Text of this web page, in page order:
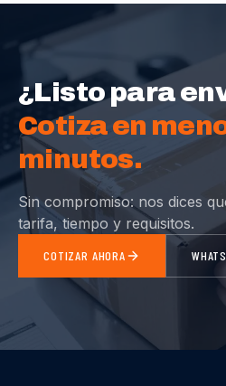
¿Listo para
Cotiza en
minutos.
Sin compromiso: nos dices
tarifa, tiempo y requisitos.
COTIZAR AHORA